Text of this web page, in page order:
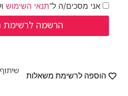
אני מסכים/ה ל־תנאי השימוש
הוספה לרשימת משאלות